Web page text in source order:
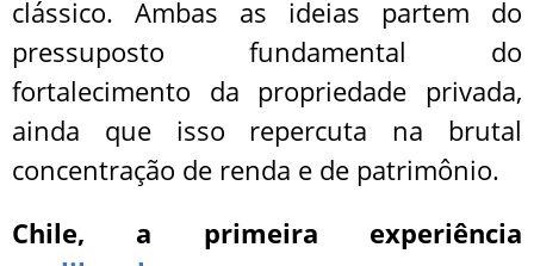
clássico. Ambas as ideias partem do
pressuposto fundamental do
fortalecimento da propriedade privada,
ainda que isso repercuta na brutal
concentração de renda e de patrimônio.
Chile, a primeira experiência